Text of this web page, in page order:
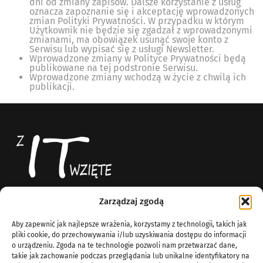
Zarządzaj zgodą
Aby zapewnić jak najlepsze wrażenia, korzystamy z technologii, takich jak
pliki cookie, do przechowywania i/lub uzyskiwania dostępu do informacji
o urządzeniu. Zgoda na te technologie pozwoli nam przetwarzać dane,
takie jak zachowanie podczas przeglądania lub unikalne identyfikatory na
oznacza zapoznanie się i akceptację wprowadzonych
zmian Polityki Prywatności. W przypadku w którym
Użytkownik nie będzie się zgadzał z wprowadzonymi
zmianami, ma obowiązek usunąć swoje konto z
Serwisu lub wypisać się z usługi Newsletter.
Wprowadzone zmiany w Polityce Prywatności będą
publikowane na tej podstronie Serwisu.
Wprowadzone zmiany wchodzą w życie z chwilą ich
publikacji.
Blog technologiczny
info@zitwziete.org
O Nas
Komputery
Linux